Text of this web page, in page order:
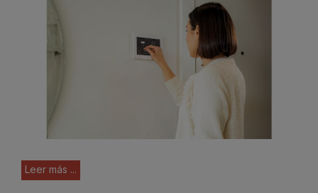
Leer más ...